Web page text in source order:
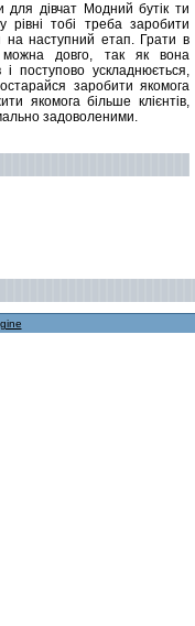
дівчат Модний бутік ти
тобі треба заробити
на наступний етап. Грати в
довго, так як вона
і поступово ускладнюється,
заробити якомога
якомога більше клієнтів,
задоволеними.